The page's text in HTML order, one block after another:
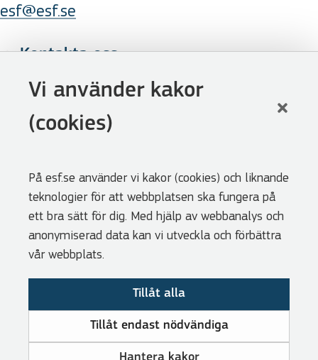
Vi använder kakor
(cookies)
På esf.se använder vi kakor (cookies) och liknande
teknologier för att webbplatsen ska fungera på
ett bra sätt för dig. Med hjälp av webbanalys och
anonymiserad data kan vi utveckla och förbättra
vår webbplats.
Tillåt alla
Tillåt endast nödvändiga
esf@esf.se
Kontakta oss
Följ oss
LinkedIn
Nyhetsbrev
Genvägar
Webbshoppen
Visselblåsarfunktion